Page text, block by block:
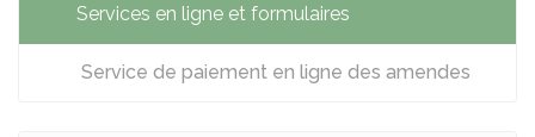
Services en ligne et formulaires
Service de paiement en ligne des amendes